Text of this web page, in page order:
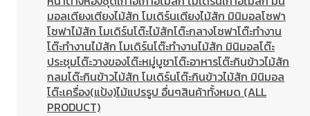
มอลเตียงเตียงไม้สัก โมเดิร์นเตียงไม้สัก มินิมอลโซฟา
โซฟาไม้สัก โมเดิร์นโต๊ะไม้สักโต๊ะกลางโซฟาโต๊ะทำงาน
โต๊ะทํางานไม้สัก โมเดิร์นโต๊ะทำงานไม้สัก มินิมอลโต๊ะ
ประชุมโต๊ะวางของโต๊ะหมู่บูชาโต๊ะอาหารโต๊ะกินข้าวไม้สัก
กลมโต๊ะกินข้าวไม้สัก โมเดิร์นโต๊ะกินข้าวไม้สัก มินิมอล
โต๊ะเครื่อง(แป้ง)ไม้แปรรูป อื่นๆสินค้าทั้งหมด (ALL
PRODUCT)